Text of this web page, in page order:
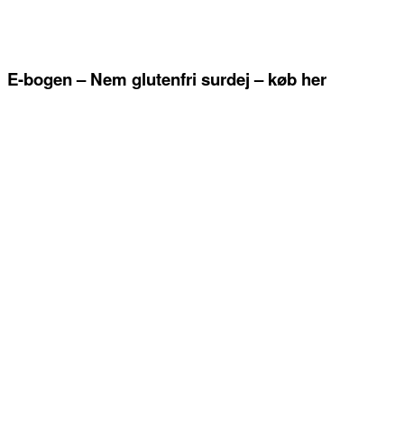
E-bogen – Nem glutenfri surdej – køb her